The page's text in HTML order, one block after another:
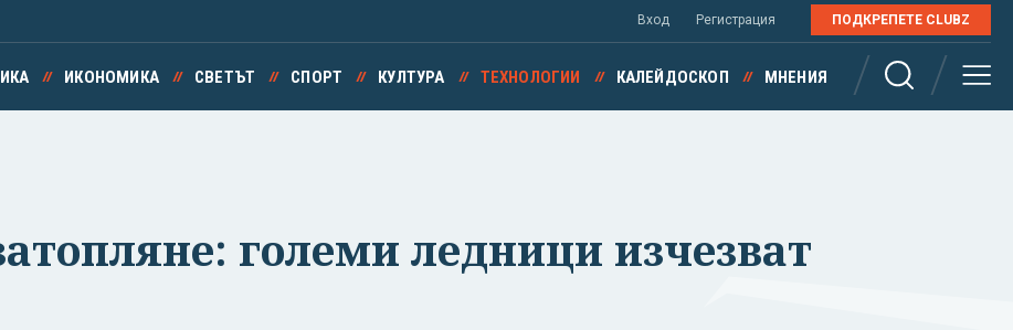
Вход Регистрация ПОДКРЕПЕТЕ CLUBZ
ИКОНОМИКА СВЕТЪТ СПОРТ КУЛТУРА ТЕХНОЛОГИИ КАЛЕЙДОСКОП МНЕНИЯ
големи ледници изчезват